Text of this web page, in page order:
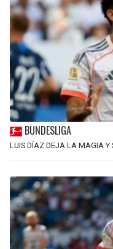
BUNDESLIGA
LUIS DÍAZ DEJA LA MAGIA Y